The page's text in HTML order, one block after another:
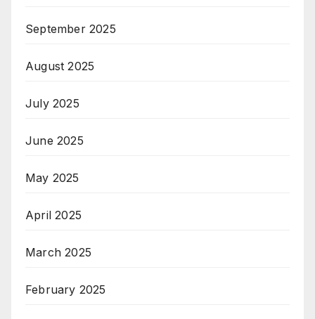
September 2025
August 2025
July 2025
June 2025
May 2025
April 2025
March 2025
February 2025